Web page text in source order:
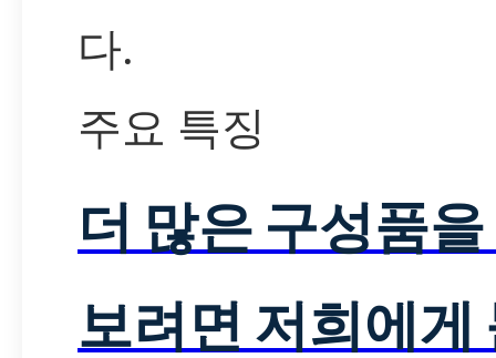
다.
주요 특징
더 많은 구성품
보려면 저희에게